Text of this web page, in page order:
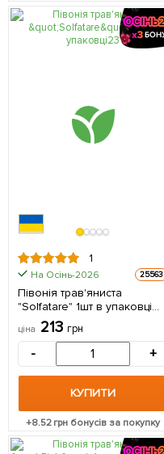
1
На Осінь-2026 25563
Півонія трав'яниста
"Solfatare" 1шт в упаковці
(Кореневище)
ціна 213 грн
- +
КУПИТИ
+8.52грн бонусів за покупку